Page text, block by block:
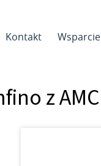
Kontakt Wsparcie
z AMC